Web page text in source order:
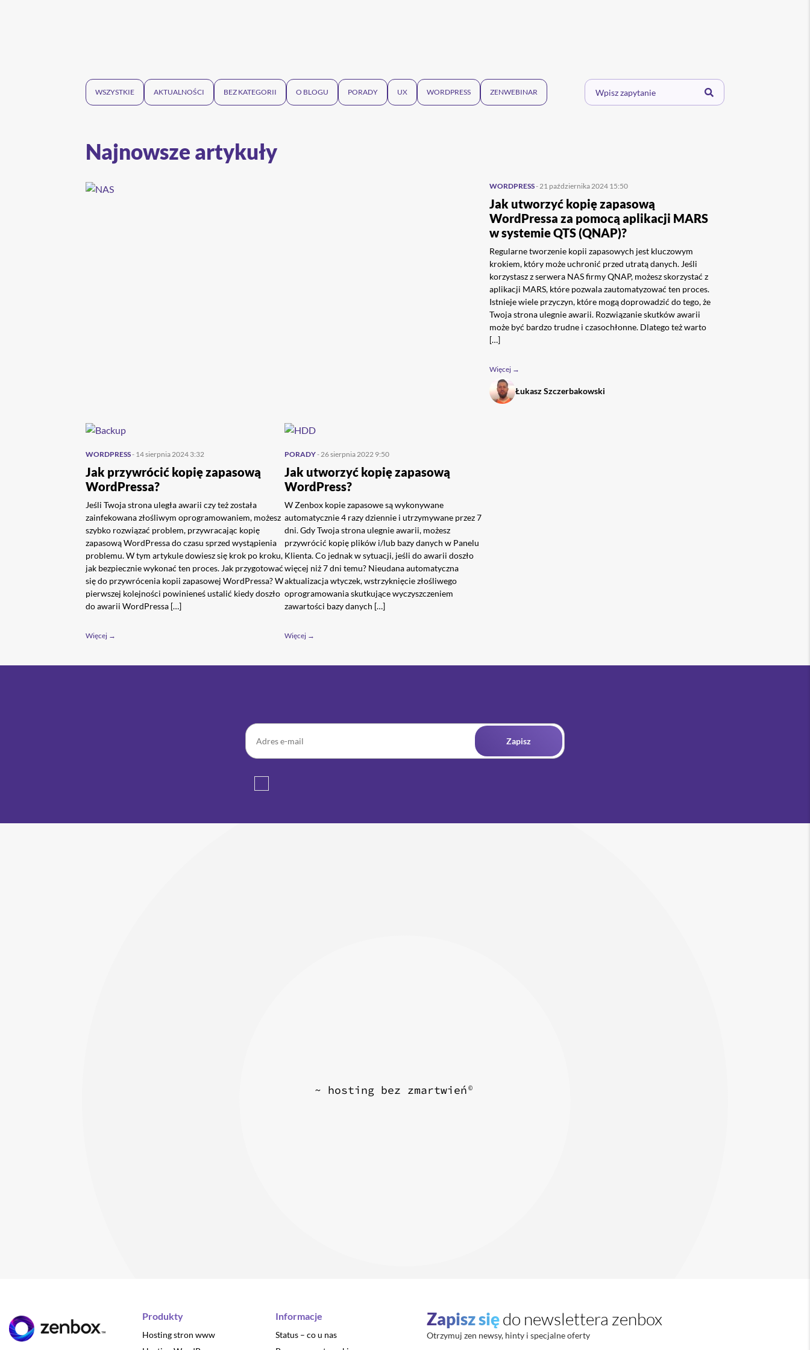
WSZYSTKIE AKTUALNOŚCI BEZ KATEGORII O BLOGU PORADY UX WORDPRESS ZENWEBINAR
Najnowsze artykuły
WORDPRESS- 21 października 2024 15:50
Jak utworzyć kopię zapasową
WordPressa za pomocą aplikacji MARS
w systemie QTS (QNAP)?
Regularne tworzenie kopii zapasowych jest kluczowym
krokiem, który może uchronić przed utratą danych. Jeśli
korzystasz z serwera NAS firmy QNAP, możesz skorzystać z
aplikacji MARS, które pozwala zautomatyzować ten proces.
Istnieje wiele przyczyn, które mogą doprowadzić do tego, że
Twoja strona ulegnie awarii. Rozwiązanie skutków awarii
może być bardzo trudne i czasochłonne. Dlatego też warto
[…]
Więcej →
Łukasz Szczerbakowski
WORDPRESS- 14 sierpnia 2024 3:32
Jak przywrócić kopię zapasową
WordPressa?
Jeśli Twoja strona uległa awarii czy też została
zainfekowana złośliwym oprogramowaniem, możesz
szybko rozwiązać problem, przywracając kopię
zapasową WordPressa do czasu sprzed wystąpienia
problemu. W tym artykule dowiesz się krok po kroku,
jak bezpiecznie wykonać ten proces. Jak przygotować
się do przywrócenia kopii zapasowej WordPressa? W
pierwszej kolejności powinieneś ustalić kiedy doszło
do awarii WordPressa […]
Więcej →
PORADY- 26 sierpnia 2022 9:50
Jak utworzyć kopię zapasową
WordPress?
W Zenbox kopie zapasowe są wykonywane
automatycznie 4 razy dziennie i utrzymywane przez 7
dni. Gdy Twoja strona ulegnie awarii, możesz
przywrócić kopię plików i/lub bazy danych w Panelu
Klienta. Co jednak w sytuacji, jeśli do awarii doszło
więcej niż 7 dni temu? Nieudana automatyczna
aktualizacja wtyczek, wstrzyknięcie złośliwego
oprogramowania skutkujące wyczyszczeniem
zawartości bazy danych […]
Więcej →
Zapisz
~ hosting bez zmartwień
©
Produkty
Hosting stron www
Informacje
Status – co u nas
Zapisz siędo newslettera zenbox
Otrzymuj zen newsy, hinty i specjalne oferty